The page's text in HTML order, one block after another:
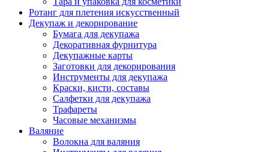
Ротанг для плетения искусственный
Декупаж и декорирование
Бумага для декупажа
Декоративная фурнитура
Декупажные карты
Заготовки для декорирования
Инструменты для декупажа
Краски, кисти, составы
Салфетки для декупажа
Трафареты
Часовые механизмы
Валяние
Волокна для валяния